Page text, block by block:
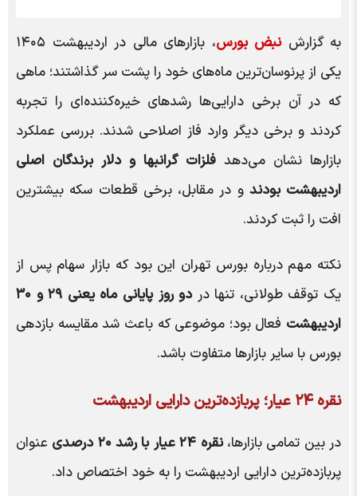
به گزارشنبض بورس
، بازارهای مالی در اردیبهشت ۱۴۰۵
یکی از پرنوسان‌ترین ماه‌های خود را پشت سر گذاشتند؛ ماهی
که در آن برخی دارایی‌ها رشدهای خیره‌کننده‌ای را تجربه
کردند و برخی دیگر وارد فاز اصلاحی شدند. بررسی عملکرد
بازارها نشان می‌دهد فلزات گرانبها و دلار برندگان اصلی
اردیبهشت بودند و در مقابل، برخی قطعات سکه بیشترین
افت را ثبت کردند.
نکته مهم درباره بورس تهران این بود که بازار سهام پس از
یک توقف طولانی، تنها در
دو روز پایانی ماه یعنی ۲۹ و ۳۰
اردیبهشت فعال بود؛ موضوعی که باعث شد مقایسه بازدهی
بورس با سایر بازارها متفاوت باشد.
نقره ۲۴ عیار؛ پربازده‌ترین دارایی اردیبهشت
در بین تمامی بازارها،نقره ۲۴ عیار با رشد ۲۰ درصدی
عنوان
پربازده‌ترین دارایی اردیبهشت را به خود اختصاص داد.